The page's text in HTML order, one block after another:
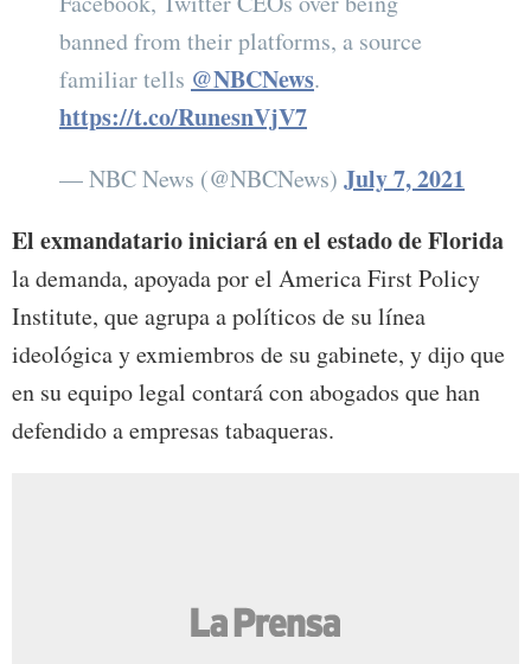
banned from their platforms, a source
familiar tells @NBCNews.
https://t.co/RunesnVjV7
— NBC News (@NBCNews) July 7, 2021
El exmandatario iniciará en el estado de Florida
la demanda, apoyada por el America First Policy
Institute, que agrupa a políticos de su línea
ideológica y exmiembros de su gabinete, y dijo que
en su equipo legal contará con abogados que han
defendido a empresas tabaqueras.